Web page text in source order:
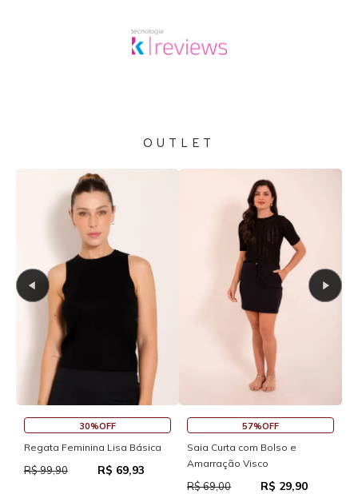
OUTLET
30%OFF
Regata Feminina Lisa Básica
R$ 99,90 R$ 69,93
57%OFF
Saia Curta com Bolso e
Amarração Visco
R$ 69,00 R$ 29,90